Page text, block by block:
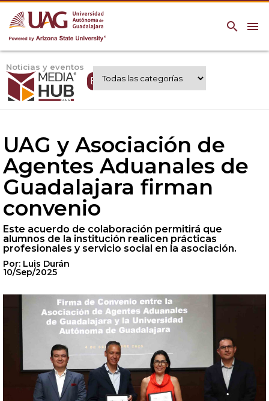
menu
search
Noticias y eventos
Expertos UAG
UAG y Asociación de
Agentes Aduanales de
Guadalajara firman
convenio
Este acuerdo de colaboración permitirá que
alumnos de la institución realicen prácticas
profesionales y servicio social en la asociación.
Por: Luis Durán
10/Sep/2025